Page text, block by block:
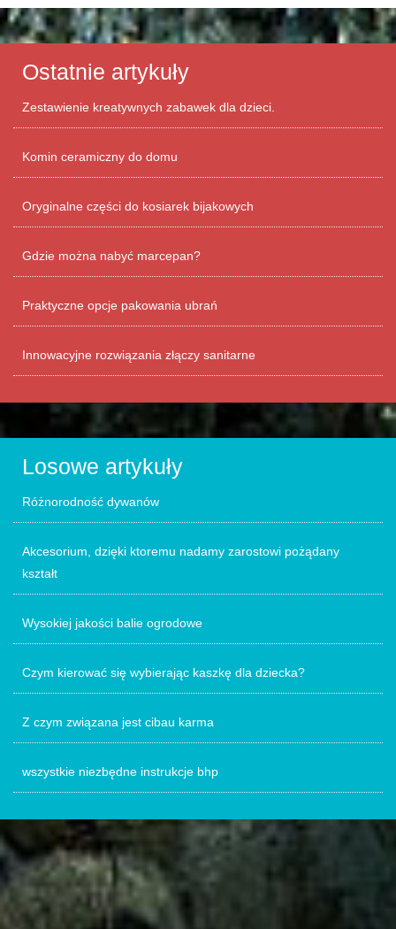
Ostatnie artykuły
Zestawienie kreatywnych zabawek dla dzieci.
Komin ceramiczny do domu
Oryginalne części do kosiarek bijakowych
Gdzie można nabyć marcepan?
Praktyczne opcje pakowania ubrań
Innowacyjne rozwiązania złączy sanitarne
Losowe artykuły
Różnorodność dywanów
Akcesorium, dzięki ktoremu nadamy zarostowi pożądany
kształt
Wysokiej jakości balie ogrodowe
Czym kierować się wybierając kaszkę dla dziecka?
Z czym związana jest cibau karma
wszystkie niezbędne instrukcje bhp